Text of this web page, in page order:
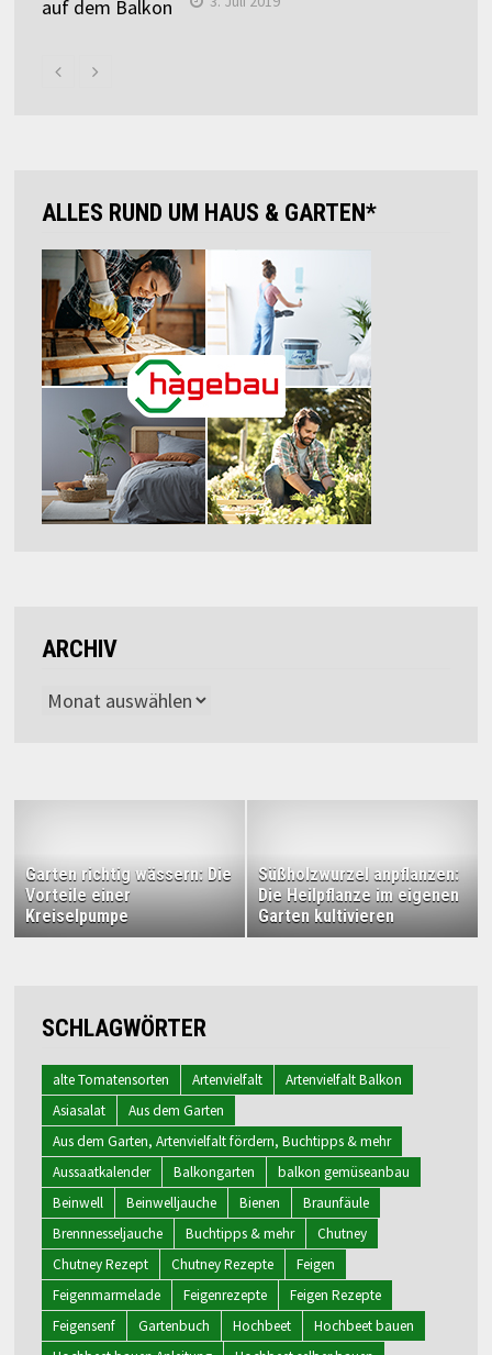
ALLES RUND UM HAUS & GARTEN*
ARCHIV
Archiv
Garten richtig wässern: Die
Vorteile einer
Kreiselpumpe
Süßholzwurzel anpflanzen:
Die Heilpflanze im eigenen
Garten kultivieren
SCHLAGWÖRTER
alte Tomatensorten Artenvielfalt
Artenvielfalt Balkon
Asiasalat
Aus dem Garten
Aus dem Garten, Artenvielfalt fördern, Buchtipps & mehr
Aussaatkalender
Balkongarten
balkon gemüseanbau
Beinwell
Beinwelljauche Bienen
Braunfäule
Brennnesseljauche
Buchtipps & mehr
Chutney
Chutney Rezept
Chutney Rezepte
Feigen
Feigenmarmelade
Feigenrezepte
Feigen Rezepte
Feigensenf
Gartenbuch Hochbeet
Hochbeet bauen